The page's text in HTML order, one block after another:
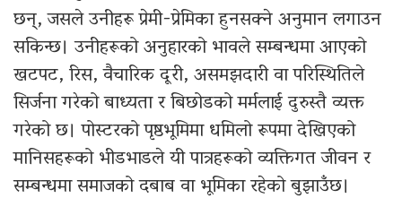
छन्, जसले उनीहरू प्रेमी-प्रेमिका हुनसक्ने अनुमान लगाउन
सकिन्छ। उनीहरूको अनुहारको भावले सम्बन्धमा आएको
खटपट, रिस, वैचारिक दूरी, असमझदारी वा परिस्थितिले
सिर्जना गरेको बाध्यता र बिछोडको मर्मलाई दुरुस्तै व्यक्त
गरेको छ। पोस्टरको पृष्ठभूमिमा धमिलो रूपमा देखिएको
मानिसहरूको भीडभाडले यी पात्रहरूको व्यक्तिगत जीवन र
सम्बन्धमा समाजको दबाब वा भूमिका रहेको बुझाउँछ।